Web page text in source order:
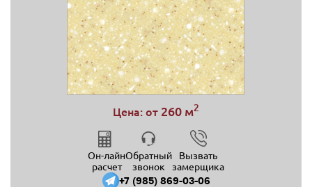
Цена: от 260 м2
Он-лайн
расчет
Обратный
звонок
Вызвать
замерщика
+7 (985) 869-03-06